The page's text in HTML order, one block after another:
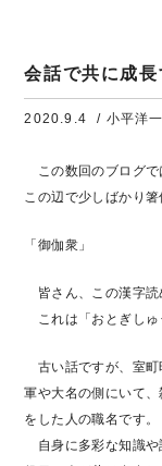
会話で共に成長
2020.9.4 / 小平洋一
この数回のブログで
この辺で少しばかり箸
「御伽衆」
皆さん、この漢字
これは「おとぎしゅ
古い話ですが、室町
軍や大名の側にいて
をした人の職名です。
自身に多彩な知識や